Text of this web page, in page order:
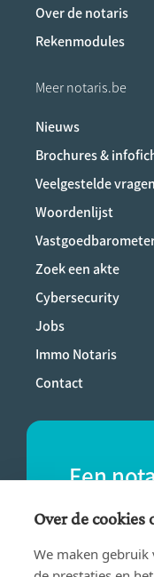
Over de notaris
Rekenmodules
Meer notaris.be
Nieuws
Brochures &
Veelgestelde vragen
Woordenlijst
Zoek een akte
Cybersecurity
Jobs
Immo Notaris
Contact
Een
Vind
buurt.
Over de cookies
We maken gebruik